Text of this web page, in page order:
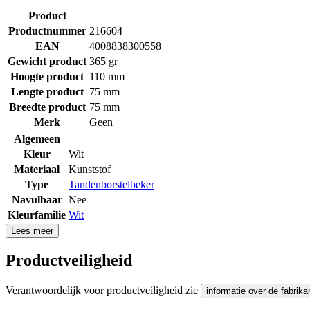
Product
Productnummer 216604
EAN
4008838300558
Gewicht product 365 gr
Hoogte product 110 mm
Lengte product 75 mm
Breedte product 75 mm
Merk
Geen
Algemeen
Kleur
Wit
Materiaal
Kunststof
Type
Tandenborstelbeker
Navulbaar Nee
Kleurfamilie Wit
Lees meer
Productveiligheid
Verantwoordelijk voor productveiligheid zie informatie over de